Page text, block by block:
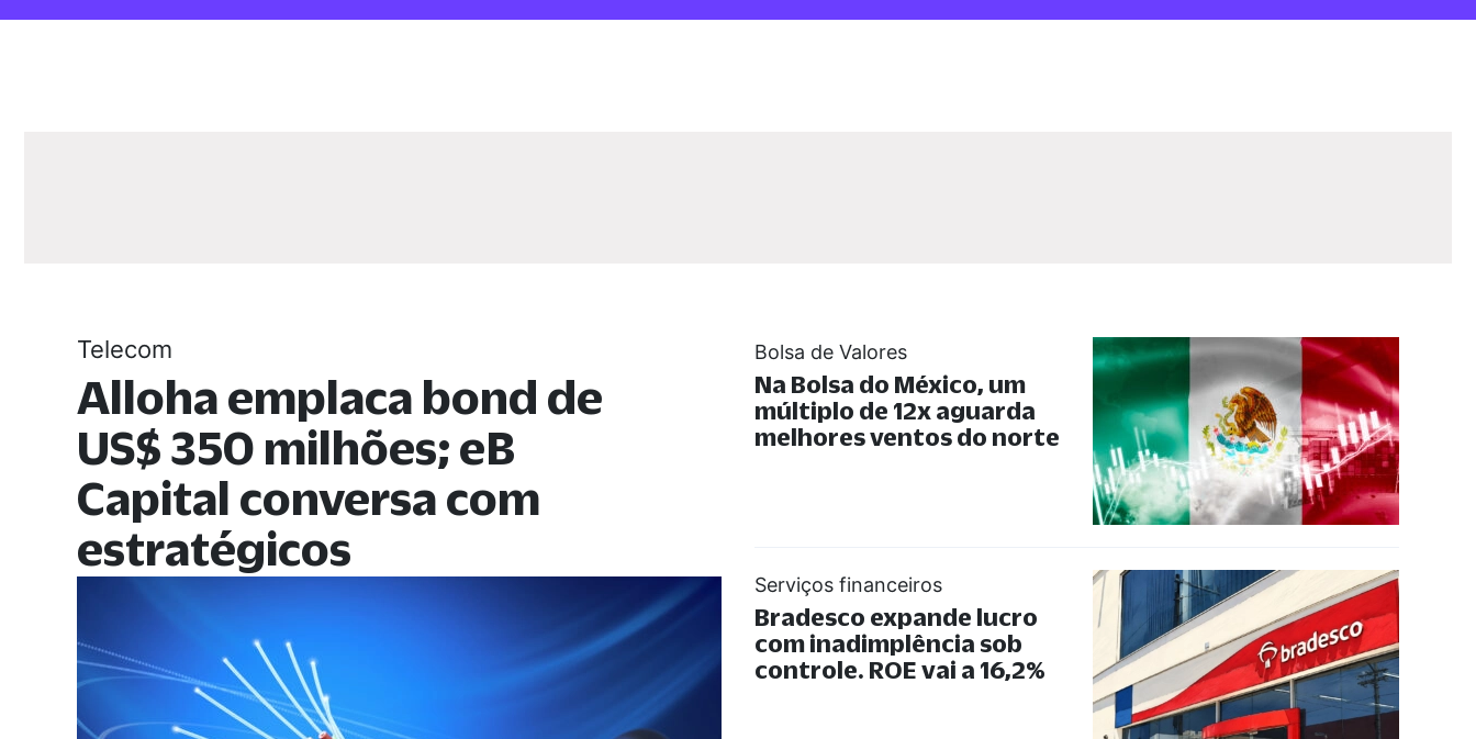
Telecom
Alloha emplaca bond de
US$ 350 milhões; eB
Capital conversa com
estratégicos
Bolsa de Valores
Na Bolsa do México, um
múltiplo de 12x aguarda
melhores ventos do norte
Serviços financeiros
Bradesco expande lucro
com inadimplência sob
controle. ROE vai a 16,2%